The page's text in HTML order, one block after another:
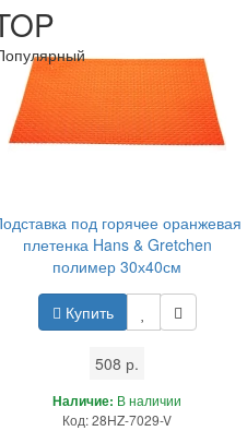
под горячее оранжевая
плетенка Hans & Gretchen
полимер 30х40см
Купить
508 р.
Наличие: В наличии
Код: 28HZ-7029-V